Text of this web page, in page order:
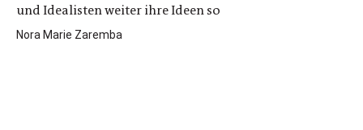
und Idealisten weiter ihre Ideen so
Nora Marie Zaremba